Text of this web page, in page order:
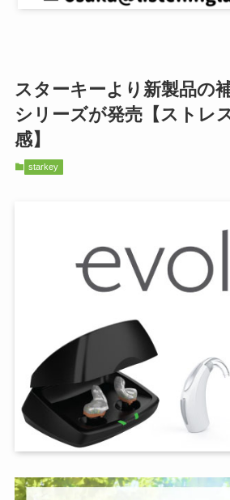
スターキーより新製品の
シリーズが発売【ストレ
感】
starkey